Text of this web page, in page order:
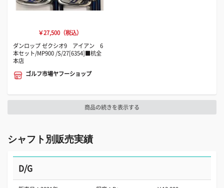
￥27,500（税込）
ダンロップ ゼクシオ9 アイアン 6
本セット/MP900 /S/27[6354]■杭全
本店
ゴルフ市場ヤフーショップ
商品の続きを表示する
シャフト別販売実績
D/G